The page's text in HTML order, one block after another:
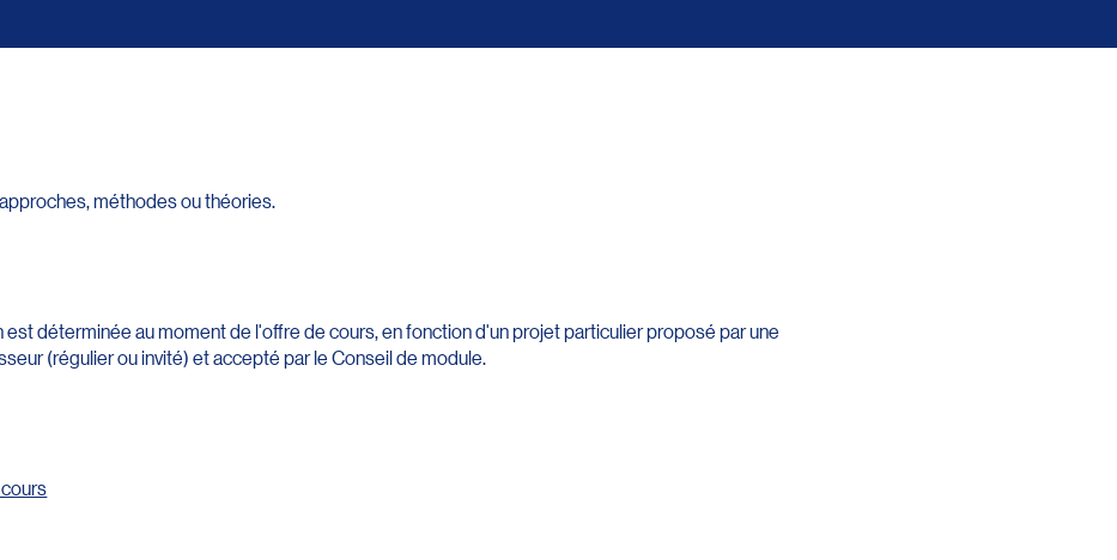
méthodes ou théories.
déterminée au moment de l'offre de cours, en fonction d'un projet particulier proposé par une
(régulier ou invité) et accepté par le Conseil de module.